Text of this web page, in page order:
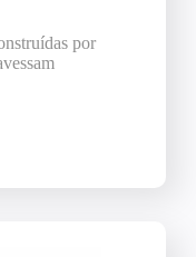
por